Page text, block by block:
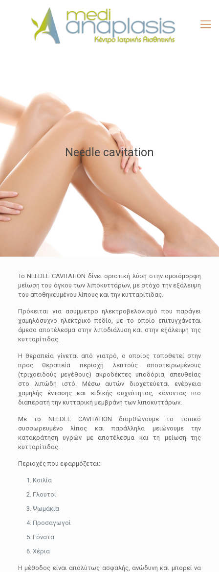
Needle cavitation
Το NEEDLE CAVITATION δίνει οριστική λύση στην ομοιόμορφη
μείωση του όγκου των λιποκυττάρων, με στόχο την εξάλειψη
του αποθηκευμένου λίπους και την κυτταρίτιδας.
Πρόκειται για ασύμμετρο ηλεκτροβελονισμό που παράγει
χαμηλόσυχνο ηλεκτρικό πεδίο, με το οποίο επιτυγχάνεται
άμεσο αποτέλεσμα στην λιποδιάλυση και στην εξάλειψη της
κυτταρίτιδας.
Η θεραπεία γίνεται από γιατρό, ο οποίος τοποθετεί στην
προς θεραπεία περιοχή λεπτούς αποστειρωμένους
(τριχοειδούς μεγέθους) ακροδέκτες υποδόρια, απευθείας
στο λιπώδη ιστό. Μέσω αυτών διοχετεύεται ενέργεια
χαμηλής έντασης και ειδικής συχνότητας, κάνοντας πιο
διαπερατή την κυτταρική μεμβράνη των λιποκυττάρων.
Με το NEEDLE CAVITATION διορθώνουμε το τοπικό
συσσωρευμένο λίπος και παράλληλα μειώνουμε την
κατακράτηση υγρών με αποτέλεσμα και τη μείωση της
κυτταρίτιδας.
Περιοχές που εφαρμόζεται:
Κοιλία
Γλουτοί
Ψωμάκια
Προσαγωγοί
Γόνατα
Χέρια
Η μέθοδος είναι απολύτως ασφαλής, ανώδυνη και μπορεί να